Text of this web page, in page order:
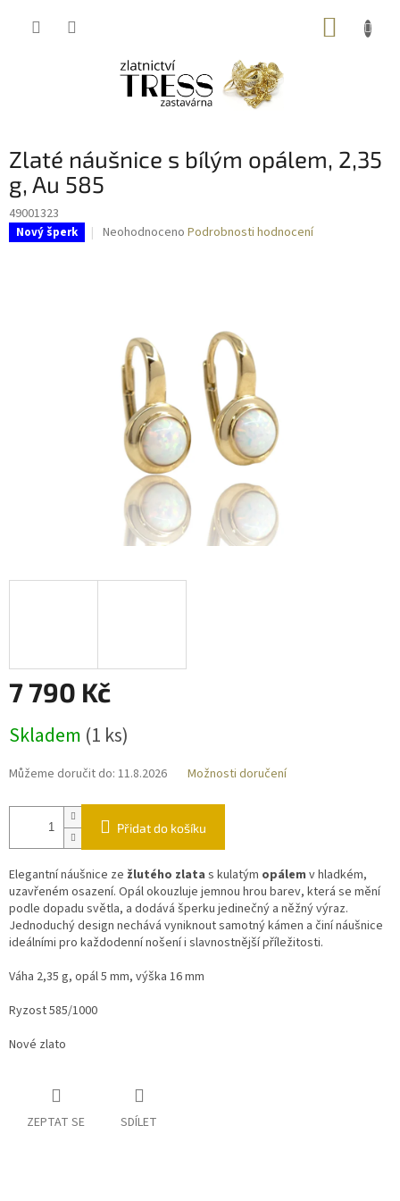
Zlaté náušnice s bílým opálem, 2,35
g, Au 585
49001323
Nový šperk
Průměrné
hvězdiček.
Neohodnoceno Podrobnosti hodnocení
7 790 Kč
cena:
Skladem (1 ks)
Můžeme doručit do: 11.8.2026 Možnosti doručení
Přidat do košíku
Elegantní náušnice ze žlutého zlata s kulatým opálem v hladkém,
uzavřeném osazení. Opál okouzluje jemnou hrou barev, která se mění
podle dopadu světla, a dodává šperku jedinečný a něžný výraz.
Jednoduchý design nechává vyniknout samotný kámen a činí náušnice
ideálními pro každodenní nošení i slavnostnější příležitosti.
Váha 2,35 g, opál 5 mm, výška 16 mm
Ryzost 585/1000
Nové zlato
ZEPTAT SE SDÍLET